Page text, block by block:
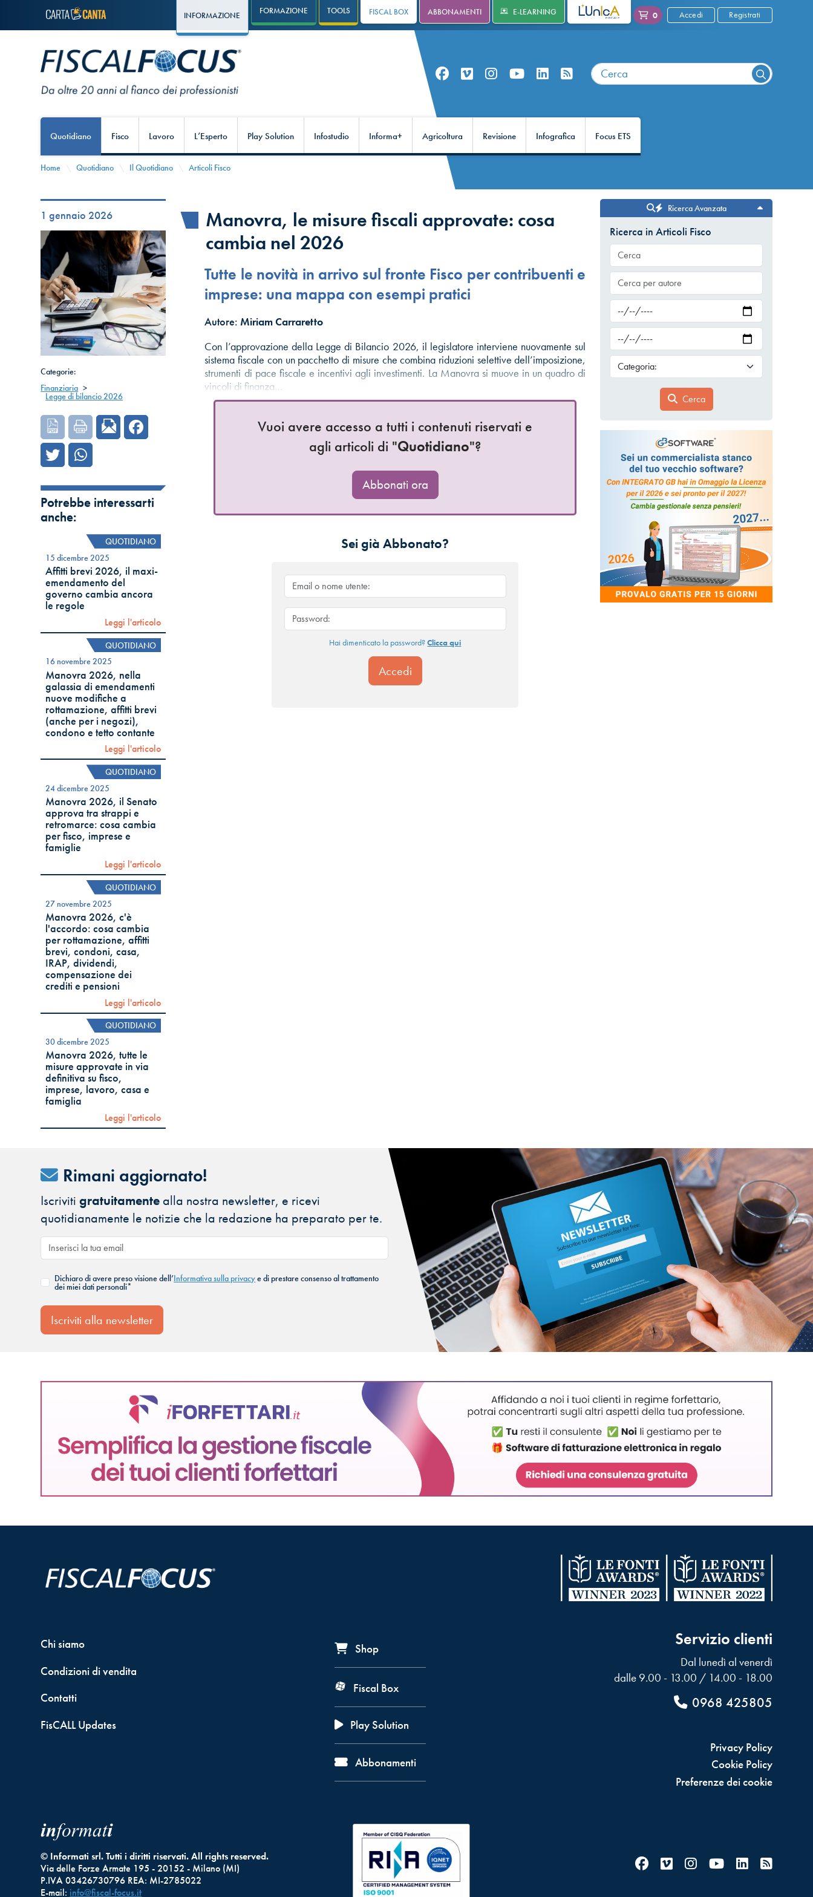
INFORMAZIONE FORMAZIONE TOOLS FISCAL BOX ABBONAMENTI E-LEARNING L'UNICA 0 Accedi Registrati
Quotidiano Fisco Lavoro L’Esperto Play Solution Infostudio Informa+ Agricoltura Revisione Infografica Focus ETS
Home Quotidiano Il Quotidiano Articoli Fisco
1 gennaio 2026
Categorie:
Finanziaria >
Legge di bilancio 2026
Potrebbe interessarti
anche:
QUOTIDIANO
15 dicembre 2025
Affitti brevi 2026, il maxi-
emendamento del
governo cambia ancora
le regole
Leggi l'articolo
QUOTIDIANO
16 novembre 2025
Manovra 2026, nella
galassia di emendamenti
nuove modifiche a
rottamazione, affitti brevi
(anche per i negozi),
condono e tetto contante
Leggi l'articolo
QUOTIDIANO
24 dicembre 2025
Manovra 2026, il Senato
approva tra strappi e
retromarce: cosa cambia
per fisco, imprese e
famiglie
Leggi l'articolo
QUOTIDIANO
27 novembre 2025
Manovra 2026, c'è
l'accordo: cosa cambia
per rottamazione, affitti
brevi, condoni, casa,
IRAP, dividendi,
compensazione dei
crediti e pensioni
Leggi l'articolo
QUOTIDIANO
30 dicembre 2025
Manovra 2026, tutte le
misure approvate in via
definitiva su fisco,
imprese, lavoro, casa e
famiglia
Leggi l'articolo
Manovra, le misure fiscali approvate: cosa
cambia nel 2026
Tutte le novità in arrivo sul fronte Fisco per contribuenti e
imprese: una mappa con esempi pratici
Autore:Miriam Carraretto
Con l’approvazione della Legge di Bilancio 2026, il legislatore interviene nuovamente sul
sistema fiscale con un pacchetto di misure che combina riduzioni selettive dell’imposizione,
strumenti di pace fiscale e incentivi agli investimenti. La Manovra si muove in un quadro di
vincoli di finanza…
Vuoi avere accesso a tutti i contenuti riservati e
agli articoli di "Quotidiano"?
Abbonati ora
Sei già Abbonato?
Hai dimenticato la password?Clicca qui
Ricerca Avanzata
Ricerca in Articoli Fisco
Cerca
Rimani aggiornato!
Iscrivitigratuitamente alla nostra newsletter, e ricevi
quotidianamente le notizie che la redazione ha preparato per te.
Dichiaro di avere preso visione dell’Informativa sulla privacye di prestare consenso al trattamento
dei miei dati personali*
Iscriviti alla newsletter
Chi siamo
Condizioni di vendita
Contatti
FisCALL Updates
Shop
Fiscal Box
Play Solution
Abbonamenti
Servizio clienti
Dal lunedì al venerdì
dalle 9.00 - 13.00 / 14.00 - 18.00
0968 425805
Privacy Policy
Cookie Policy
Preferenze dei cookie
© Informati srl. Tutti i diritti riservati. All rights reserved.
Via delle Forze Armate 195 - 20152 - Milano (MI)
P.IVA 03426730796 REA: MI-2785022
E-mail: info@fiscal-focus.it